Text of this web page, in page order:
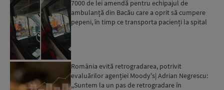
7000 de lei amendă pentru echipajul de
ambulanță din Bacău care a oprit să cumpere
pepeni, în timp ce transporta pacienți la spital
România evită retrogradarea, potrivit
evaluărilor agenției Moody's| Adrian Negrescu:
,,Suntem la un pas de retrogradare în